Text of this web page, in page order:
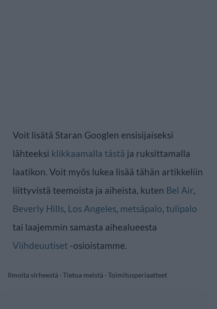
Voit lisätä Staran Googlen ensisijaiseksi
lähteeksi klikkaamalla tästä ja ruksittamalla
laatikon. Voit myös lukea lisää tähän artikkeliin
liittyvistä teemoista ja aiheista, kuten Bel Air,
Beverly Hills, Los Angeles, metsäpalo, tulipalo
tai laajemmin samasta aihealueesta
Viihdeuutiset -osioistamme.
Ilmoita virheestä · Tietoa meistä · Toimitusperiaatteet